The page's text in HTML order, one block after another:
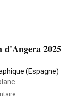
d'Angera 2025
(Espagne)